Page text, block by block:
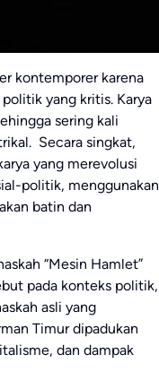
kontemporer karena
yang kritis. Karya
sering kali
Secara singkat,
yang merevolusi
politik, menggunakan
batin dan
“Mesin Hamlet”
pada konteks politik,
asli yang
Timur dipadukan
dan dampak